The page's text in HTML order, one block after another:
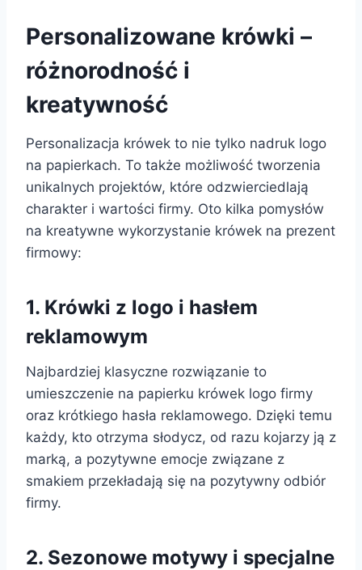
Personalizowane krówki –
różnorodność i
kreatywność
Personalizacja krówek to nie tylko nadruk logo
na papierkach. To także możliwość tworzenia
unikalnych projektów, które odzwierciedlają
charakter i wartości firmy. Oto kilka pomysłów
na kreatywne wykorzystanie krówek na prezent
firmowy:
1. Krówki z logo i hasłem
reklamowym
Najbardziej klasyczne rozwiązanie to
umieszczenie na papierku krówek logo firmy
oraz krótkiego hasła reklamowego. Dzięki temu
każdy, kto otrzyma słodycz, od razu kojarzy ją z
marką, a pozytywne emocje związane z
smakiem przekładają się na pozytywny odbiór
firmy.
2. Sezonowe motywy i specjalne